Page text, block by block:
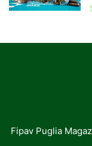
Fipav Puglia